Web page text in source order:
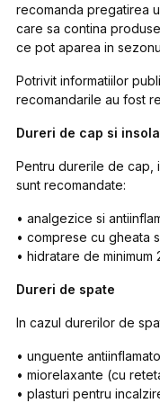
recomanda pregatirea
care sa contina
ce pot aparea in
Potrivit informatiilor
recomandarile au fost
Dureri de cap si
Pentru durerile de cap,
sunt recomandate:
• analgezice si
• comprese cu gheata
• hidratare de
Dureri de spate
In cazul durerilor de
• unguente
• miorelaxante (cu
• plasturi pentru